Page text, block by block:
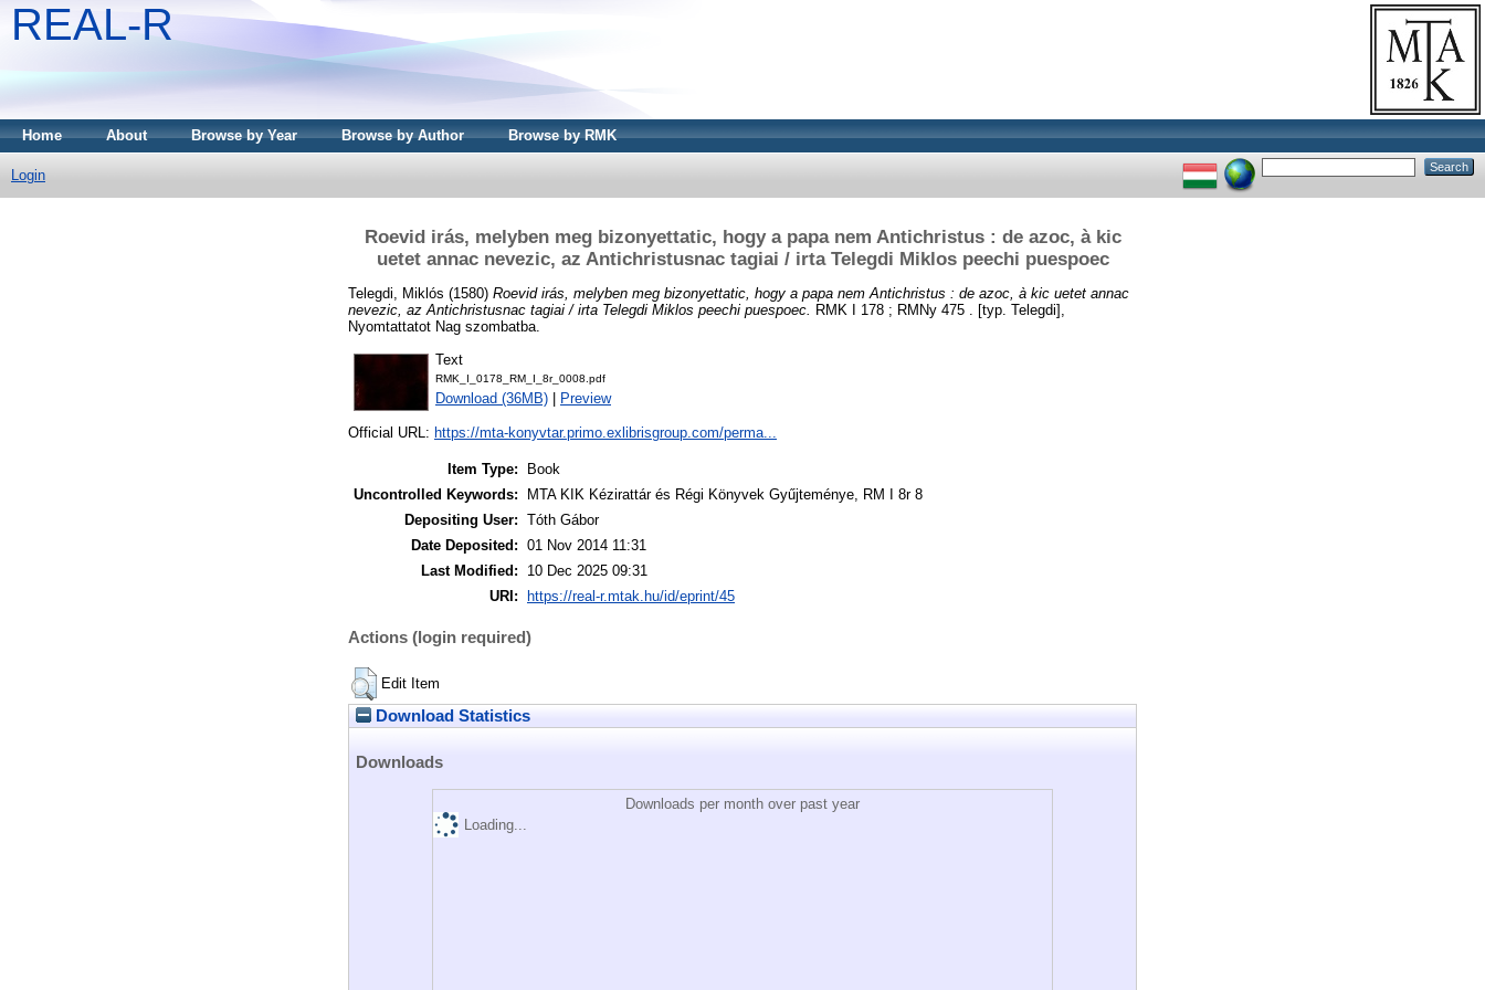
REAL-R
Home About Browse by Year Browse by Author Browse by RMK
Login
Roevid irás, melyben meg bizonyettatic, hogy a papa nem Antichristus : de azoc, à kic
uetet annac nevezic, az Antichristusnac tagiai / irta Telegdi Miklos peechi puespoec
Telegdi, Miklós (1580) Roevid irás, melyben meg bizonyettatic, hogy a papa nem Antichristus : de azoc, à kic uetet annac
nevezic, az Antichristusnac tagiai / irta Telegdi Miklos peechi puespoec. RMK I 178 ; RMNy 475 . [typ. Telegdi],
Nyomtattatot Nag szombatba.
Text
RMK_I_0178_RM_I_8r_0008.pdf
Download (36MB) Preview
Official URL: https://mta-konyvtar.primo.exlibrisgroup.com/perma...
Item Type:
Book
Uncontrolled Keywords:
MTA KIK Kézirattár és Régi Könyvek Gyűjteménye, RM I 8r 8
Depositing User: Tóth Gábor
Date Deposited: 01 Nov 2014 11:31
Last Modified:
10 Dec 2025 09:31
URI:
https://real-r.mtak.hu/id/eprint/45
Actions (login required)
Edit Item
Download Statistics
Downloads
Downloads per month over past year
Loading...